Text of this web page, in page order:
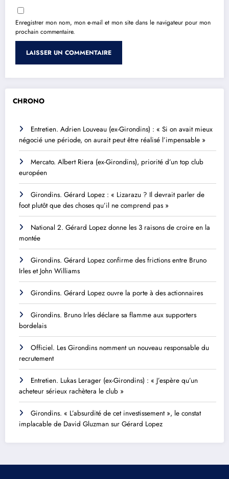
Enregistrer mon nom, mon e-mail et mon site dans le navigateur pour mon
prochain commentaire.
CHRONO
Entretien. Adrien Louveau (ex-Girondins) : « Si on avait mieux
négocié une période, on aurait peut être réalisé l’impensable »
Mercato. Albert Riera (ex-Girondins), priorité d’un top club
européen
Girondins. Gérard Lopez : « Lizarazu ? Il devrait parler de
foot plutôt que des choses qu’il ne comprend pas »
National 2. Gérard Lopez donne les 3 raisons de croire en la
montée
Girondins. Gérard Lopez confirme des frictions entre Bruno
Irles et John Williams
Girondins. Gérard Lopez ouvre la porte à des actionnaires
Girondins. Bruno Irles déclare sa flamme aux supporters
bordelais
Officiel. Les Girondins nomment un nouveau responsable du
recrutement
Entretien. Lukas Lerager (ex-Girondins) : « J’espère qu’un
acheteur sérieux rachètera le club »
Girondins. « L’absurdité de cet investissement », le constat
implacable de David Gluzman sur Gérard Lopez